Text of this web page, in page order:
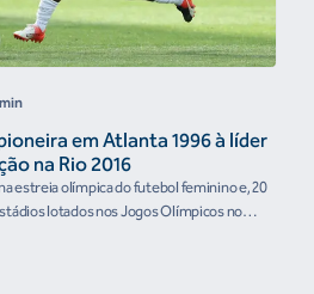
em Atlanta 1996 à líder
na Rio 2016
estreia olímpica do futebol feminino e, 20
lotados nos Jogos Olímpicos no